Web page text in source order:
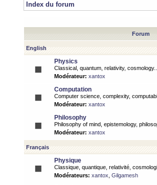
Index du forum
Forum
English
Physics
Classical, quantum, relativity, cosmology..
Modérateur: xantox
Computation
Computer science, complexity,
Modérateur: xantox
Philosophy
Philosophy of mind, epistemology,
Modérateur: xantox
Français
Physique
Classique, quantique, relativité,
Modérateurs: xantox Gilgamesh